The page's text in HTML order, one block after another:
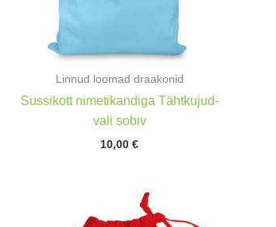
Linnud loomad draakonid
Sussikott nimetikandiga Tähtkujud-
vali sobiv
10,00€